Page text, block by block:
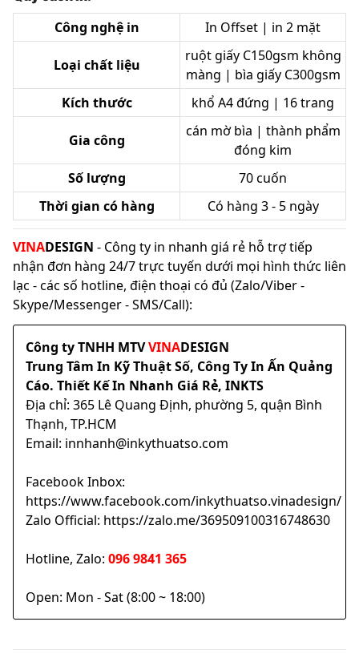
Công nghệ in In Offset | in 2 mặt
Loại chất liệu
ruột giấy C150gsm không
màng | bìa giấy C300gsm
Kích thước
khổ A4 đứng | 16 trang
Gia công
cán mờ bìa | thành phẩm
đóng kim
Số lượng
70 cuốn
Thời gian có hàng
Có hàng 3 - 5 ngày
VINADESIGN - Công ty in nhanh giá rẻ hỗ trợ tiếp
nhận đơn hàng 24/7 trực tuyến dưới mọi hình thức liên
lạc - các số hotline, điện thoại có đủ (Zalo/Viber -
Skype/Messenger - SMS/Call):
Công ty TNHH MTVVINADESIGN
Trung Tâm In Kỹ Thuật Số, Công Ty In Ấn Quảng
Cáo. Thiết Kế In Nhanh Giá Rẻ, INKTS
Địa chỉ: 365 Lê Quang Định, phường 5, quận Bình
Thạnh, TP.HCM
Email: innhanh@inkythuatso.com
Facebook Inbox:
https://www.facebook.com/inkythuatso.vinadesign/
Zalo Official: https://zalo.me/369509100316748630
Hotline, Zalo: 096 9841 365
Open: Mon - Sat (8:00 ~ 18:00)